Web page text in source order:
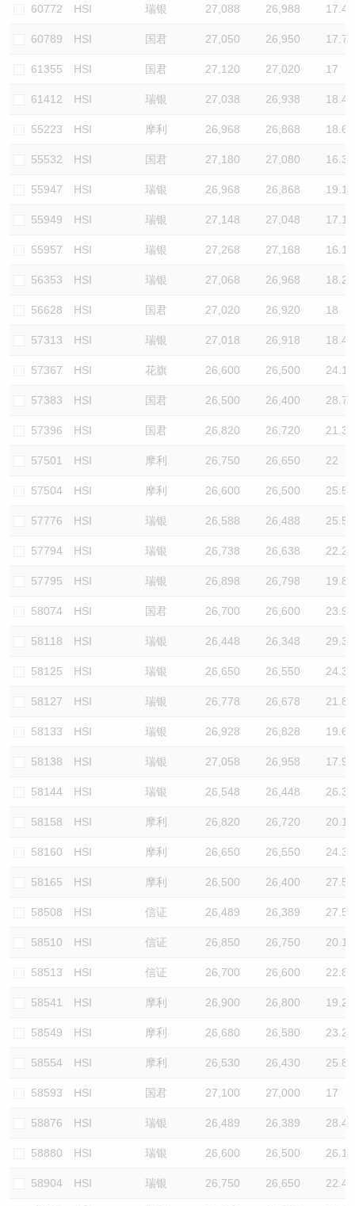
60772 HSI 瑞银 27,088 26,988 17.4
60789 HSI 国君 27,050 26,950 17.7
61355 HSI 国君 27,120 27,020 17
61412 HSI 瑞银 27,038 26,938 18.4
55223 HSI 摩利 26,968 26,868 18.6
55532 HSI 国君 27,180 27,080 16.3
55947 HSI 瑞银 26,968 26,868 19.1
55949 HSI 瑞银 27,148 27,048 17.1
55957 HSI 瑞银 27,268 27,168 16.1
56353 HSI 瑞银 27,068 26,968 18.2
56628 HSI 国君 27,020 26,920 18
57313 HSI 瑞银 27,018 26,918 18.4
57367 HSI 花旗 26,600 26,500 24.1
57383 HSI 国君 26,500 26,400 28.7
57396 HSI 国君 26,820 26,720 21.3
57501 HSI 摩利 26,750 26,650 22
57504 HSI 摩利 26,600 26,500 25.5
57776 HSI 瑞银 26,588 26,488 25.5
57794 HSI 瑞银 26,738 26,638 22.2
57795 HSI 瑞银 26,898 26,798 19.8
58074 HSI 国君 26,700 26,600 23.9
58118 HSI 瑞银 26,448 26,348 29.3
58125 HSI 瑞银 26,650 26,550 24.3
58127 HSI 瑞银 26,778 26,678 21.8
58133 HSI 瑞银 26,928 26,828 19.6
58138 HSI 瑞银 27,058 26,958 17.9
58144 HSI 瑞银 26,548 26,448 26.3
58158 HSI 摩利 26,820 26,720 20.1
58160 HSI 摩利 26,650 26,550 24.3
58165 HSI 摩利 26,500 26,400 27.5
58508 HSI 信证 26,489 26,389 27.5
58510 HSI 信证 26,850 26,750 20.1
58513 HSI 信证 26,700 26,600 22.8
58541 HSI 摩利 26,900 26,800 19.2
58549 HSI 摩利 26,680 26,580 23.2
58554 HSI 摩利 26,530 26,430 25.8
58593 HSI 国君 27,100 27,000 17
58876 HSI 瑞银 26,489 26,389 28.4
58880 HSI 瑞银 26,600 26,500 26.1
58904 HSI 瑞银 26,750 26,650 22.4